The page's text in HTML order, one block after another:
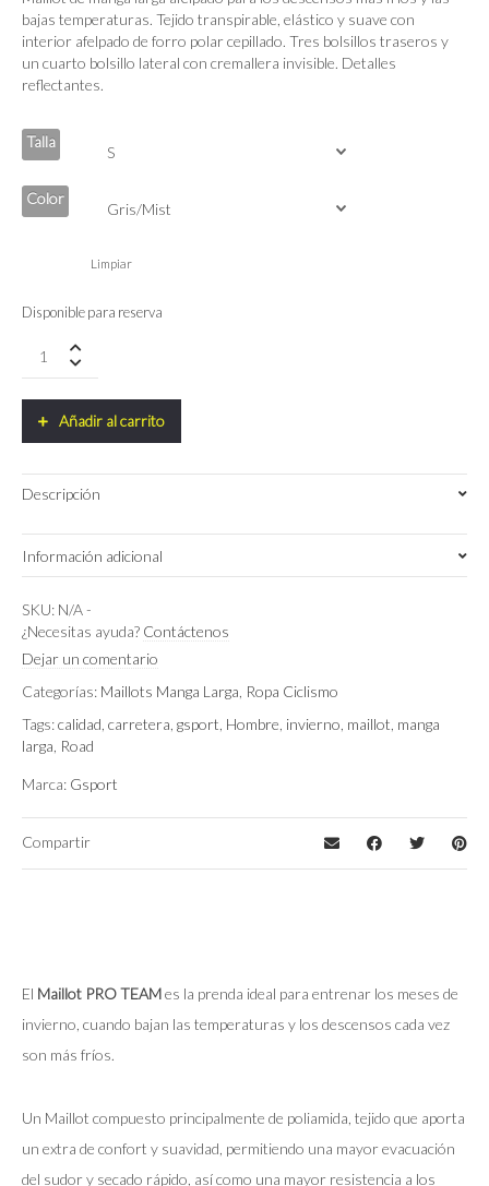
bajas temperaturas. Tejido transpirable, elástico y suave con
interior afelpado de forro polar cepillado. Tres bolsillos traseros y
un cuarto bolsillo lateral con cremallera invisible. Detalles
reflectantes.
Talla
Color
Limpiar
Disponible para reserva
Pro
quantity
Añadir al carrito
Descripción
Información adicional
Talla
Color
SKU: N/A-
¿Necesitas ayuda? Contáctenos
Dejar un comentario
Categorías: Maillots Manga Larga Ropa Ciclismo
Tags:calidad carretera gsport Hombre invierno maillot manga
larga Road
Marca: Gsport
Compartir
El Maillot PRO TEAMes la prenda ideal para entrenar los meses de
invierno, cuando bajan las temperaturas y los descensos cada vez
son más fríos.
Un Maillot compuesto principalmente de poliamida, tejido que aporta
un extra de confort y suavidad, permitiendo una mayor evacuación
del sudor y secado rápido, así como una mayor resistencia a los